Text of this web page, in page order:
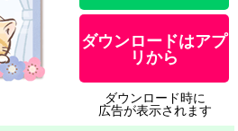
ダウンロードはアプ
リから
ダウンロード時に
広告が表示されます